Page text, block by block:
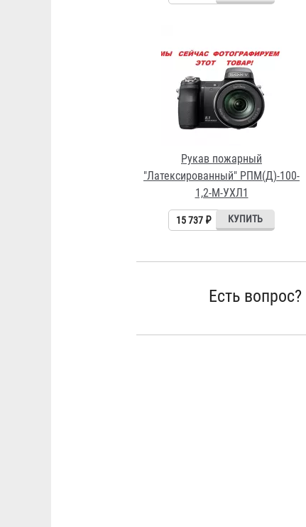
Рукав пожарный
"Латексированный" РПМ(Д)-100-
1,2-М-УХЛ1
15 737 ₽
Есть вопрос?